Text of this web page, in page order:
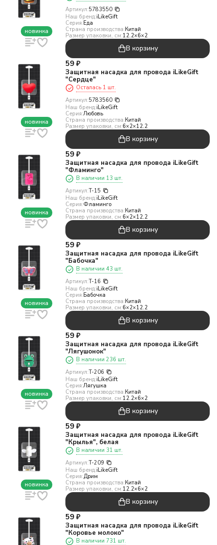
новинка
Артикул:5783550
Наш бренд:iLikeGift
Серия:Еда
Страна производства:Китай
Размер упаковки, см:12.2×6×2
В корзину
новинка
59 ₽
Защитная насадка для провода iLikeGift
"Сердце"
Осталась 1 шт.
Артикул:5783560
Наш бренд:iLikeGift
Серия:Любовь
Страна производства:Китай
Размер упаковки, см:6×2×12.2
В корзину
новинка
59 ₽
Защитная насадка для провода iLikeGift
"Фламинго"
В наличии 13 шт.
Артикул:T-15
Наш бренд:iLikeGift
Серия:Фламинго
Страна производства:Китай
Размер упаковки, см:6×2×12.2
В корзину
новинка
59 ₽
Защитная насадка для провода iLikeGift
"Бабочка"
В наличии 43 шт.
Артикул:T-16
Наш бренд:iLikeGift
Серия:Бабочка
Страна производства:Китай
Размер упаковки, см:6×2×12.2
В корзину
новинка
59 ₽
Защитная насадка для провода iLikeGift
"Лягушонок"
В наличии 236 шт.
Артикул:T-206
Наш бренд:iLikeGift
Серия:Лягушка
Страна производства:Китай
Размер упаковки, см:12.2×6×2
В корзину
новинка
59 ₽
Защитная насадка для провода iLikeGift
"Крылья", белая
В наличии 31 шт.
Артикул:T-209
Наш бренд:iLikeGift
Серия:Дрим
Страна производства:Китай
Размер упаковки, см:12.2×6×2
В корзину
59 ₽
Защитная насадка для провода iLikeGift
"Коровье молоко"
В наличии 731 шт.